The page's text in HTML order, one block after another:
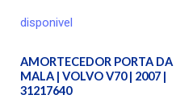
5
disponivel
AMORTECEDOR PORTA DA
MALA | VOLVO V70 | 2007 |
31217640